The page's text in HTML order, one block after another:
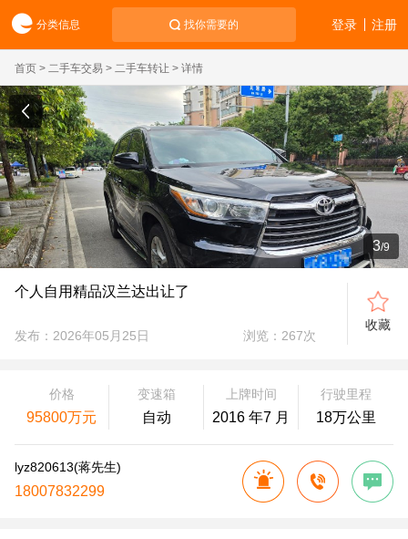
分类信息 找你需要的 注册
登录
首页 > 二手车交易 > 二手车转让 > 详情
3/9
个人自用精品汉兰达出让了
发布：2026年05月25日 浏览： 267次
收藏
价格
95800万元
变速箱
自动
上牌时间
2016 年7 月
行驶里程
18万公里
lyz820613(蒋先生)
18007832299